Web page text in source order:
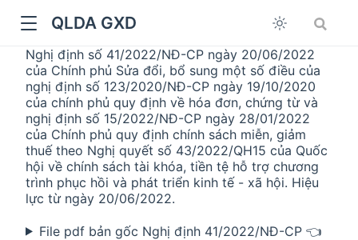
QLDA GXD
Nghị định số 41/2022/NĐ-CP ngày 20/06/2022
của Chính phủ Sửa đổi, bổ sung một số điều của
nghị định số 123/2020/NĐ-CP ngày 19/10/2020
của chính phủ quy định về hóa đơn, chứng từ và
nghị định số 15/2022/NĐ-CP ngày 28/01/2022
của Chính phủ quy định chính sách miễn, giảm
thuế theo Nghị quyết số 43/2022/QH15 của Quốc
hội về chính sách tài khóa, tiền tệ hỗ trợ chương
trình phục hồi và phát triển kinh tế - xã hội. Hiệu
lực từ ngày 20/06/2022.
File pdf bản gốc Nghị định 41/2022/NĐ-CP 👈